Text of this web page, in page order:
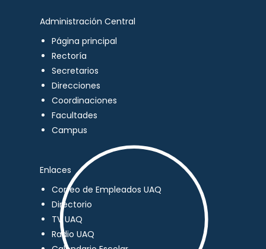
Administración Central
Página principal
Rectoría
Secretarios
Direcciones
Coordinaciones
Facultades
Campus
Enlaces
Correo de Empleados UAQ
Directorio
TV UAQ
Radio UAQ